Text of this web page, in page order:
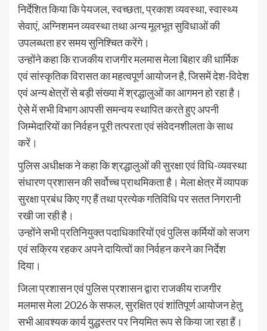
निर्देशित किया कि पेयजल, स्वच्छता, प्रकाश व्यवस्था, स्वास्थ्य
सेवाएं, अग्निशमन व्यवस्था तथा अन्य मूलभूत सुविधाओं की
उपलब्धता हर समय सुनिश्चित करेंगे।
उन्होंने कहा कि राजकीय राजगीर मलमास मेला बिहार की धार्मिक
एवं सांस्कृतिक विरासत का महत्वपूर्ण आयोजन है, जिसमें देश-विदेश
एवं अन्य क्षेत्रों से बड़ी संख्या में श्रद्धालुओं का आगमन हो रहा है।
ऐसे में सभी विभाग आपसी समन्वय स्थापित करते हुए अपनी
जिम्मेदारियों का निर्वहन पूरी तत्परता एवं संवेदनशीलता के साथ
करें।
पुलिस अधीक्षक ने कहा कि श्रद्धालुओं की सुरक्षा एवं विधि-व्यवस्था
संधारण प्रशासन की सर्वोच्च प्राथमिकता है। मेला क्षेत्र में व्यापक
सुरक्षा प्रबंध किए गए हैं तथा प्रत्येक गतिविधि पर सतत निगरानी
रखी जा रही है।
उन्होंने सभी प्रतिनियुक्त पदाधिकारियों एवं पुलिस कर्मियों को सजग
एवं सक्रिय रहकर अपने दायित्वों का निर्वहन करने का निर्देश
दिया।
जिला प्रशासन एवं पुलिस प्रशासन द्वारा राजकीय राजगीर
मलमास मेला 2026 के सफल, सुरक्षित एवं शांतिपूर्ण आयोजन हेतु
सभी आवश्यक कार्य युद्धस्तर पर नियमित रूप से किया जा रहा हैं।